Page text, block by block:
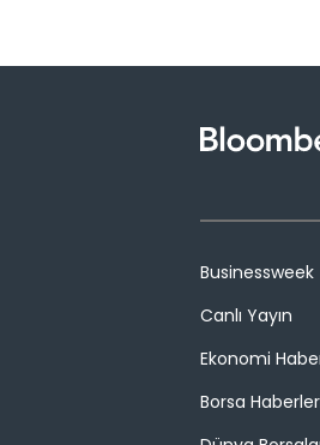
Businessweek
Canlı Yayın
Ekonomi
Borsa